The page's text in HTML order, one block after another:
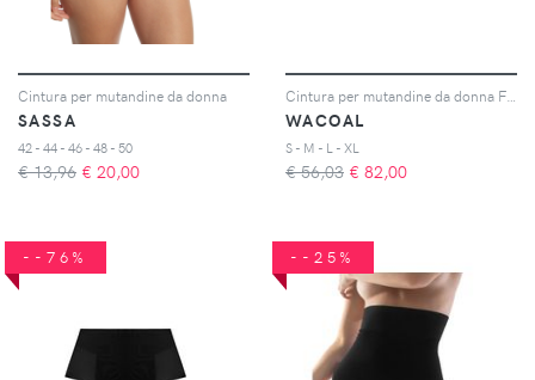
Cintura per mutandine da donna
SASSA
42 - 44 - 46 - 48 - 50
€ 13,96 € 20,00
Cintura per mutandine da donna Fit & lift
WACOAL
S - M - L - XL
€ 56,03 € 82,00
--76% --25%